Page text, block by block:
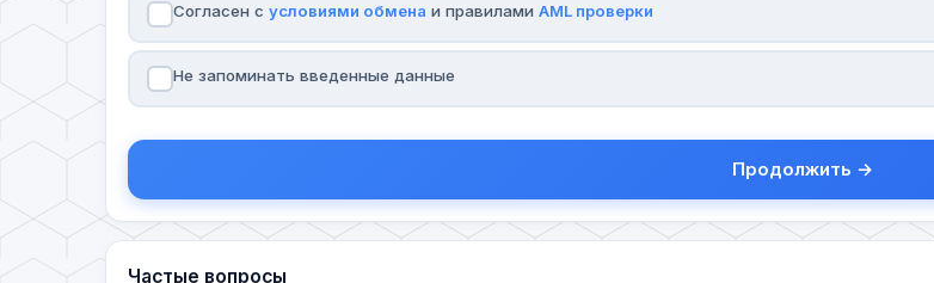
Согласен с условиями обмена и правилами AML проверки
Не запоминать введенные данные
Продолжить →
Частые вопросы